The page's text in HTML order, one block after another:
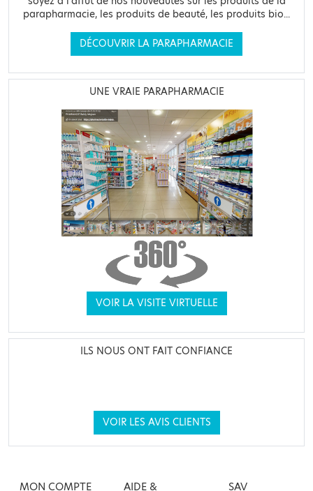
parapharmacie, les produits de beauté, les produits bio...
DÉCOUVRIR LA PARAPHARMACIE
UNE VRAIE PARAPHARMACIE
VOIR LA VISITE VIRTUELLE
ILS NOUS ONT FAIT CONFIANCE
VOIR LES AVIS CLIENTS
MON COMPTE AIDE & SAV